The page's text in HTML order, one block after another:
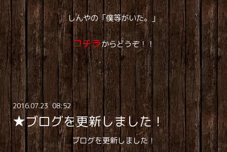
しんやの「僕等がいた。」
コチラからどうぞ！！
2016.07.23 08:52
★ブログを更新しました！
ブログを更新しました！